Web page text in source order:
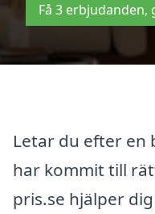
Få 3
Letar du efter en
har kommit till
pris.se hjälper